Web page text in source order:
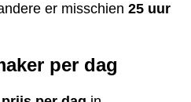
er misschien 25 uur
per dag